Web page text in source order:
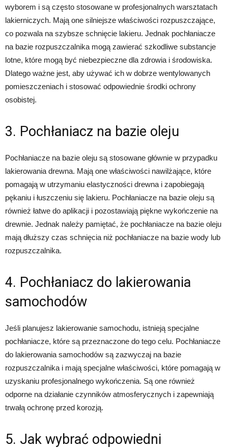
wyborem i są często stosowane w profesjonalnych warsztatach
lakierniczych. Mają one silniejsze właściwości rozpuszczające,
co pozwala na szybsze schnięcie lakieru. Jednak pochłaniacze
na bazie rozpuszczalnika mogą zawierać szkodliwe substancje
lotne, które mogą być niebezpieczne dla zdrowia i środowiska.
Dlatego ważne jest, aby używać ich w dobrze wentylowanych
pomieszczeniach i stosować odpowiednie środki ochrony
osobistej.
3. Pochłaniacz na bazie oleju
Pochłaniacze na bazie oleju są stosowane głównie w przypadku
lakierowania drewna. Mają one właściwości nawilżające, które
pomagają w utrzymaniu elastyczności drewna i zapobiegają
pękaniu i łuszczeniu się lakieru. Pochłaniacze na bazie oleju są
również łatwe do aplikacji i pozostawiają piękne wykończenie na
drewnie. Jednak należy pamiętać, że pochłaniacze na bazie oleju
mają dłuższy czas schnięcia niż pochłaniacze na bazie wody lub
rozpuszczalnika.
4. Pochłaniacz do lakierowania
samochodów
Jeśli planujesz lakierowanie samochodu, istnieją specjalne
pochłaniacze, które są przeznaczone do tego celu. Pochłaniacze
do lakierowania samochodów są zazwyczaj na bazie
rozpuszczalnika i mają specjalne właściwości, które pomagają w
uzyskaniu profesjonalnego wykończenia. Są one również
odporne na działanie czynników atmosferycznych i zapewniają
trwałą ochronę przed korozją.
5. Jak wybrać odpowiedni